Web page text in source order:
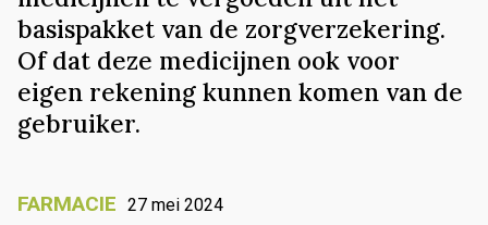
basispakket van de zorgverzekering.
Of dat deze medicijnen ook voor
eigen rekening kunnen komen van de
gebruiker.
FARMACIE 27 mei 2024